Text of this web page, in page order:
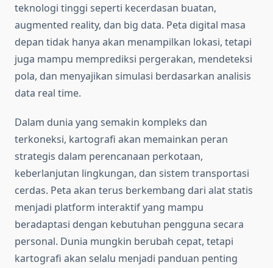
teknologi tinggi seperti kecerdasan buatan,
augmented reality, dan big data. Peta digital masa
depan tidak hanya akan menampilkan lokasi, tetapi
juga mampu memprediksi pergerakan, mendeteksi
pola, dan menyajikan simulasi berdasarkan analisis
data real time.
Dalam dunia yang semakin kompleks dan
terkoneksi, kartografi akan memainkan peran
strategis dalam perencanaan perkotaan,
keberlanjutan lingkungan, dan sistem transportasi
cerdas. Peta akan terus berkembang dari alat statis
menjadi platform interaktif yang mampu
beradaptasi dengan kebutuhan pengguna secara
personal. Dunia mungkin berubah cepat, tetapi
kartografi akan selalu menjadi panduan penting